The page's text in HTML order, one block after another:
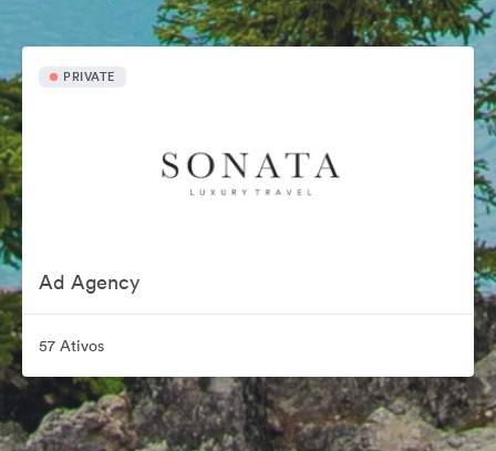
PRIVATE
Ad Agency
57 Ativos